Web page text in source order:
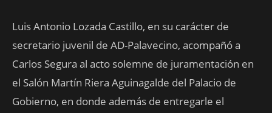
Luis Antonio Lozada Castillo, en su carácter de
secretario juvenil de AD-Palavecino, acompañó a
Carlos Segura al acto solemne de juramentación en
el Salón Martín Riera Aguinagalde del Palacio de
Gobierno, en donde además de entregarle el